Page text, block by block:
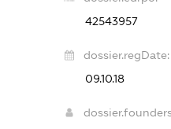
42543957
dossier.regDate:
09.10.18